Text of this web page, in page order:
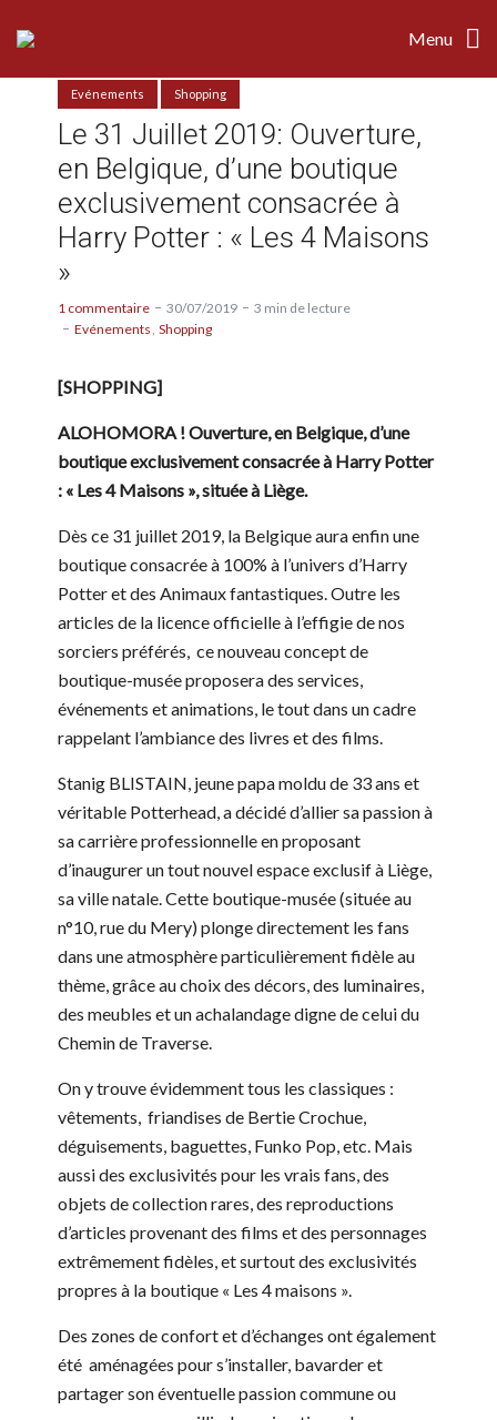
Menu
Evénements Shopping
Le 31 Juillet 2019: Ouverture,
en Belgique, d’une boutique
exclusivement consacrée à
Harry Potter : « Les 4 Maisons
»
1 commentaire 30/07/2019
3 min de lecture
Evénements Shopping
[SHOPPING]
ALOHOMORA ! Ouverture, en Belgique, d’une
boutique exclusivement consacrée à Harry Potter
: « Les 4 Maisons », située à Liège.
Dès ce 31 juillet 2019, la Belgique aura enfin une
boutique consacrée à 100% à l’univers d’Harry
Potter et des Animaux fantastiques. Outre les
articles de la licence officielle à l’effigie de nos
sorciers préférés, ce nouveau concept de
boutique-musée proposera des services,
événements et animations, le tout dans un cadre
rappelant l’ambiance des livres et des films.
Stanig BLISTAIN, jeune papa moldu de 33 ans et
véritable Potterhead, a décidé d’allier sa passion à
sa carrière professionnelle en proposant
d’inaugurer un tout nouvel espace exclusif à Liège,
sa ville natale. Cette boutique-musée (située au
n°10, rue du Mery) plonge directement les fans
dans une atmosphère particulièrement fidèle au
thème, grâce au choix des décors, des luminaires,
des meubles et un achalandage digne de celui du
Chemin de Traverse.
On y trouve évidemment tous les classiques :
vêtements, friandises de Bertie Crochue,
déguisements, baguettes, Funko Pop, etc. Mais
aussi des exclusivités pour les vrais fans, des
objets de collection rares, des reproductions
d’articles provenant des films et des personnages
extrêmement fidèles, et surtout des exclusivités
propres à la boutique « Les 4 maisons ».
Des zones de confort et d’échanges ont également
été aménagées pour s’installer, bavarder et
partager son éventuelle passion commune ou